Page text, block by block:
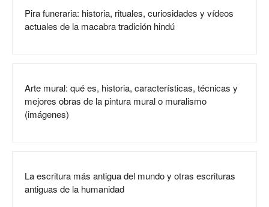
Pira funeraria: historia, rituales, curiosidades y vídeos
actuales de la macabra tradición hindú
Arte mural: qué es, historia, características, técnicas y
mejores obras de la pintura mural o muralismo
(imágenes)
La escritura más antigua del mundo y otras escrituras
antiguas de la humanidad